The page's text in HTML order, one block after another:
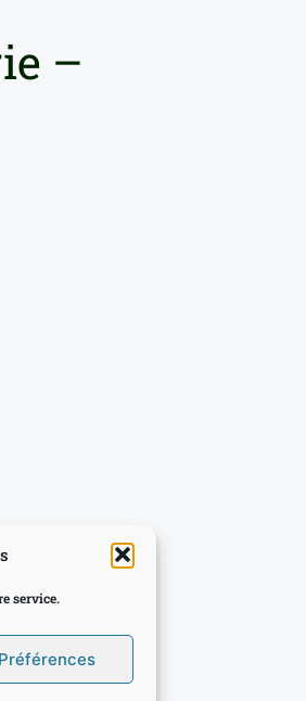
service.
Préférences
–